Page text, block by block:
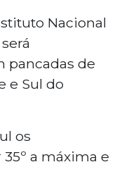
Nacional
será
pancadas de
e Sul do
os
a máxima e